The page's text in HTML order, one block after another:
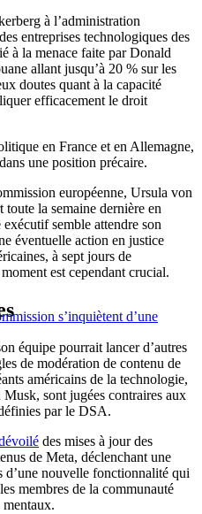
à l’administration
entreprises technologiques des
à la menace faite par Donald
allant jusqu’à 20 % sur les
doutes quant à la capacité
efficacement le droit
en France et en Allemagne,
une position précaire.
européenne, Ursula von
toute la semaine dernière en
semble attendre son
éventuelle action en justice
à sept jours de
est cependant crucial.
s’inquiètent d’une
équipe pourrait lancer d’autres
de modération de contenu de
américains de la technologie,
sont jugées contraires aux
par le DSA.
des mises à jour des
de Meta, déclenchant une
nouvelle fonctionnalité qui
membres de la communauté